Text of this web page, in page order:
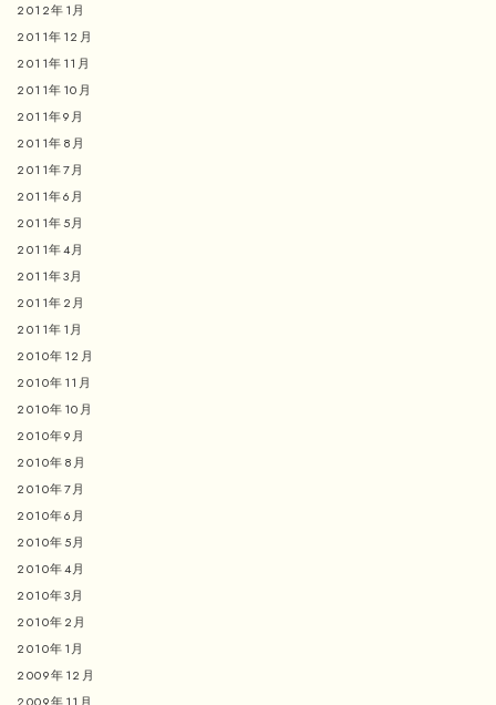
2012年1月
2011年12月
2011年11月
2011年10月
2011年9月
2011年8月
2011年7月
2011年6月
2011年5月
2011年4月
2011年3月
2011年2月
2011年1月
2010年12月
2010年11月
2010年10月
2010年9月
2010年8月
2010年7月
2010年6月
2010年5月
2010年4月
2010年3月
2010年2月
2010年1月
2009年12月